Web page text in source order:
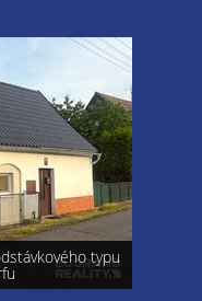
typu